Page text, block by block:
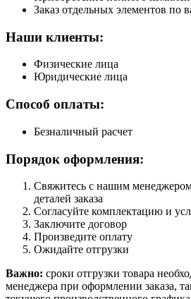
Заказ отдельных элементов по
Наши клиенты:
Физические лица
Юридические лица
Способ оплаты:
Безналичный расчет
Порядок оформления:
Свяжитесь с нашим
деталей заказа
Согласуйте комплектацию и
Заключите договор
Произведите оплату
Ожидайте отгрузки
Важно: сроки отгрузки товара
менеджера при оформлении заказа,